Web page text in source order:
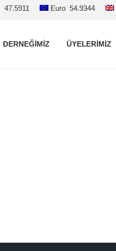
47.5911 Euro 54.9344
DERNEĞİMİZ ÜYELERİMİZ